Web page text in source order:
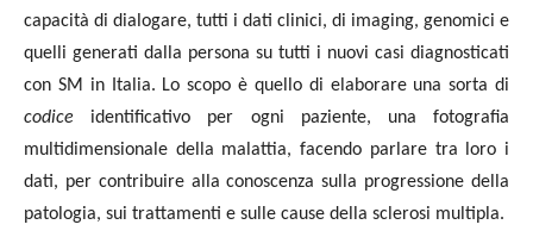
capacità di dialogare, tutti i dati clinici, di imaging, genomici e
quelli generati dalla persona su tutti i nuovi casi diagnosticati
con SM in Italia. Lo scopo è quello di elaborare una sorta di
codice identificativo per ogni paziente, una fotografia
multidimensionale della malattia, facendo parlare tra loro i
dati, per contribuire alla conoscenza sulla progressione della
patologia, sui trattamenti e sulle cause della sclerosi multipla.